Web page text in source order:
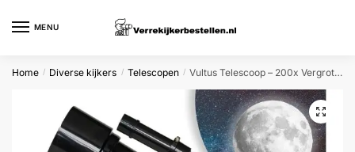
MENU
Home / Diverse kijkers / Telescopen / Vultus Telescoop – 200x Vergroting – Sterrenkijker Beginners / Volwassenen / Gevorderden – Inclusief Statief en Draagtas – 40070 – Vultus Lunus